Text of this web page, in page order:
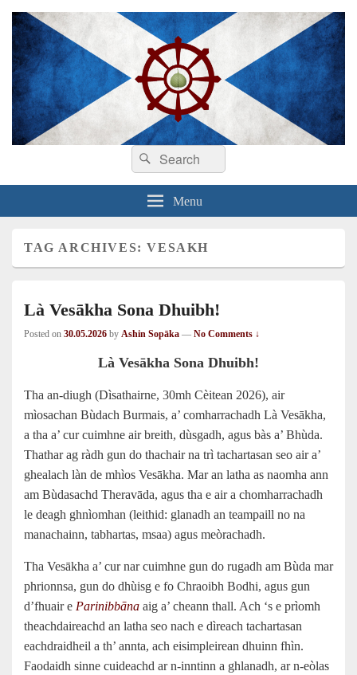
Search
for:
Search
Menu
TAG ARCHIVES:VESAKH
Là Vesākha Sona Dhuibh!
Posted on 30.05.2026 by Ashin Sopāka — No Comments ↓
Là Vesākha Sona Dhuibh!
Tha an-diugh (Dìsathairne, 30mh Cèitean 2026), air
mìosachan Bùdach Burmais, a’ comharrachadh Là Vesākha,
a tha a’ cur cuimhne air breith, dùsgadh, agus bàs a’ Bhùda.
Thathar ag ràdh gun do thachair na trì tachartasan seo air a’
ghealach làn de mhìos Vesākha. Mar an latha as naomha ann
am Bùdasachd Theravāda, agus tha e air a chomharrachadh
le deagh ghnìomhan (leithid: glanadh an teampaill no na
manachainn, tabhartas, msaa) agus meòrachadh.
Tha Vesākha a’ cur nar cuimhne gun do rugadh am Bùda mar
phrionnsa, gun do dhùisg e fo Chraoibh Bodhi, agus gun
d’fhuair e Parinibbāna aig a’ cheann thall. Ach ‘s e prìomh
theachdaireachd an latha seo nach e dìreach tachartasan
eachdraidheil a th’ annta, ach eisimpleirean dhuinn fhìn.
Faodaidh sinne cuideachd ar n‑inntinn a ghlanadh, ar n‑eòlas